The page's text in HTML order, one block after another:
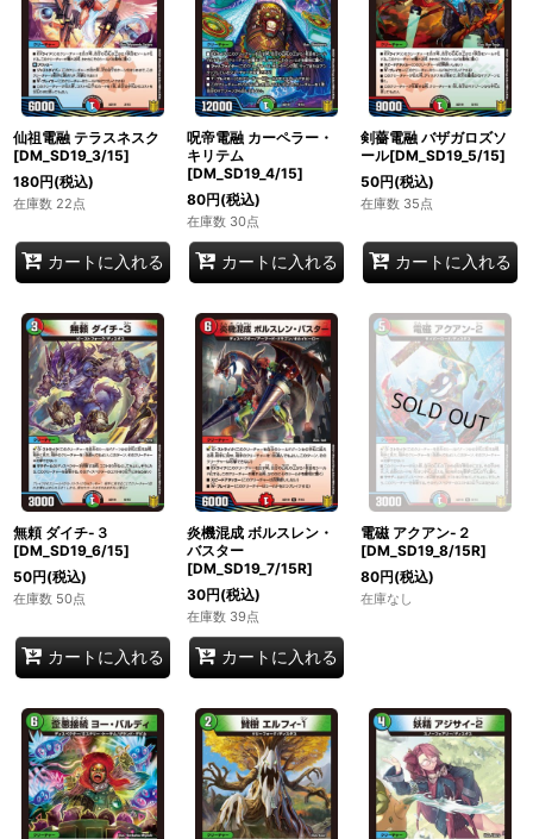
仙祖電融 テラスネスク
[DM_SD19_3/15]
180円(税込)
在庫数 22点
カートに入れる
呪帝電融 カーペラー・
キリテム
[DM_SD19_4/15]
80円(税込)
在庫数 30点
カートに入れる
剣薔電融 バザガロズソ
ール[DM_SD19_5/15]
50円(税込)
在庫数 35点
カートに入れる
無頼 ダイチ-３
[DM_SD19_6/15]
50円(税込)
在庫数 50点
カートに入れる
炎機混成 ボルスレン・
バスター
[DM_SD19_7/15R]
30円(税込)
在庫数 39点
カートに入れる
電磁 アクアン-２
[DM_SD19_8/15R]
80円(税込)
在庫なし